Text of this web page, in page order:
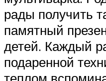
рады получить
памятный
детей. Каждый
подаренной